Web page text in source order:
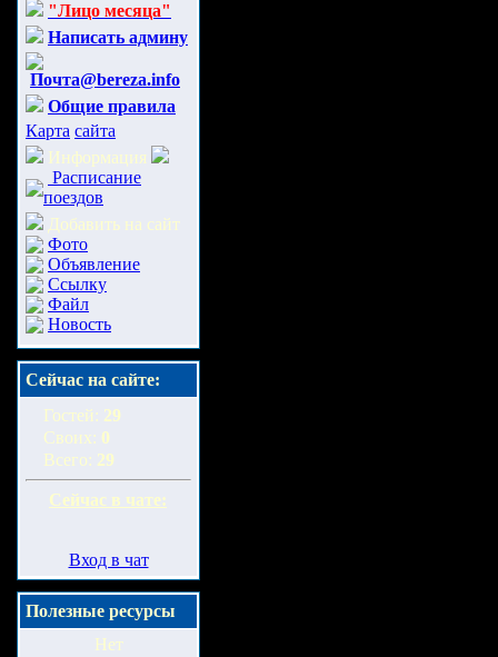
"Лицо месяца"
Написать админу
Почта@bereza.info
Общие правила
Карта сайта
Информация
Расписание
поездов
Добавить на сайт
Фото
Объявление
Ссылку
Файл
Новость
Сейчас на сайте:
Гостей: 29
Своих: 0
Всего: 29
Сейчас в чате:
Вход в чат
Полезные ресурсы
Нет